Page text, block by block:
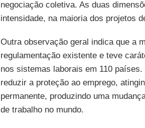
negociação coletiva. As duas
intensidade, na maioria dos projetos
Outra observação geral indica que a
regulamentação existente e teve
nos sistemas laborais em 110
reduzir a proteção ao emprego,
permanente, produzindo uma
de trabalho no mundo.